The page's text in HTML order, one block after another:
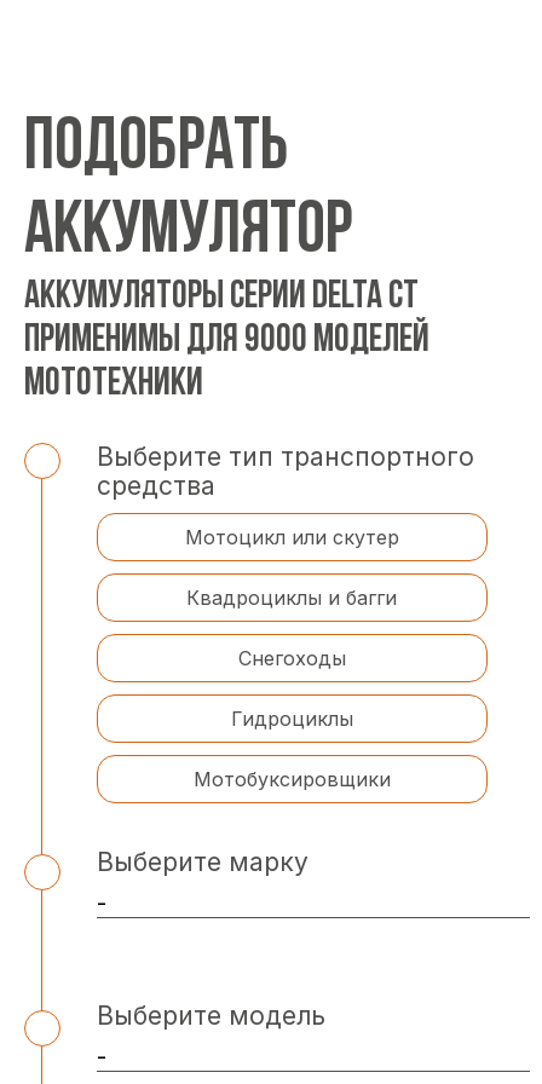
ПОДОБРАТЬ
АККУМУЛЯТОР
АККУМУЛЯТОРЫ СЕРИИ DELTA CT
ПРИМЕНИМЫ ДЛЯ 9000 МОДЕЛЕЙ
МОТОТЕХНИКИ
Выберите тип транспортного
средства
Мотоцикл или скутер
Квадроциклы и багги
Снегоходы
Гидроциклы
Мотобуксировщики
Выберите марку
Выберите модель